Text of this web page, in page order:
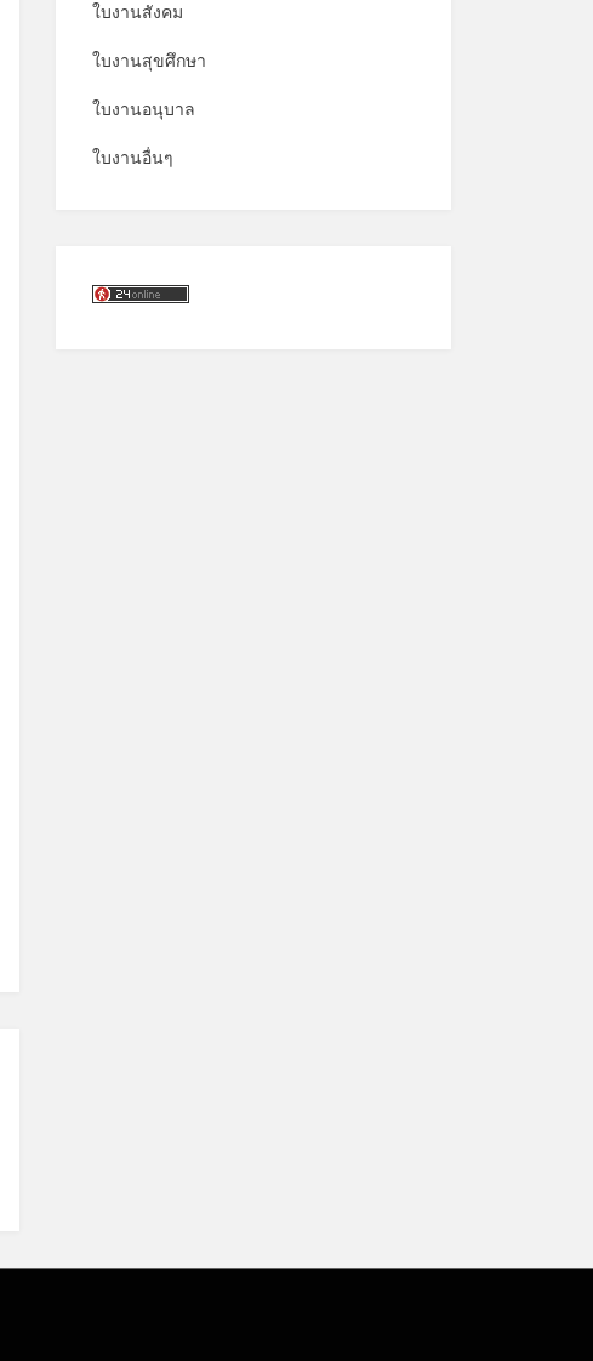
ใบงานสังคม
ใบงานสุขศึกษา
ใบงานอนุบาล
ใบงานอื่นๆ